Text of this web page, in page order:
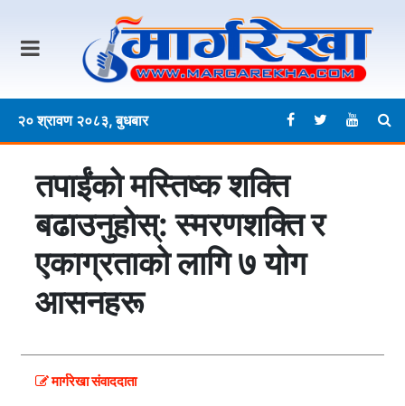
२० श्रावण २०८३, बुधबार
तपाईंको मस्तिष्क शक्ति
बढाउनुहोस्: स्मरणशक्ति र
एकाग्रताको लागि ७ योग
आसनहरू
मार्गरेखा संवाददाता